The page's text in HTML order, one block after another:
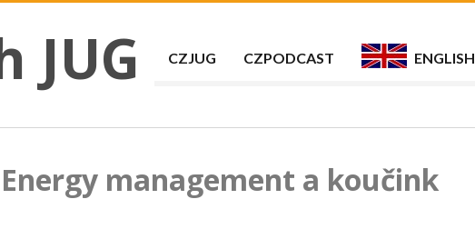
JUG CZJUG CZPODCAST ENGLISH
Energy management a koučink